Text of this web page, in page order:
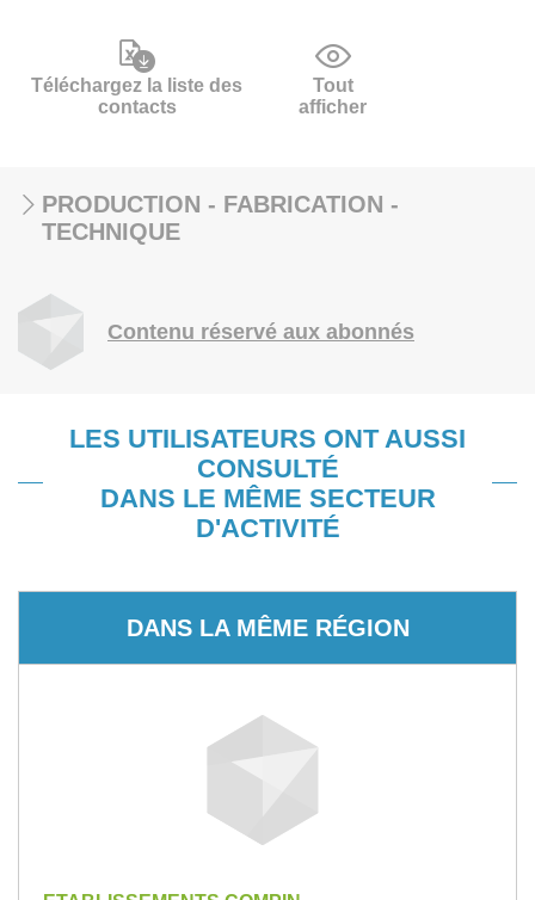
Téléchargez la liste des
contacts
Tout
afficher
PRODUCTION - FABRICATION -
TECHNIQUE
Contenu réservé aux abonnés
LES UTILISATEURS ONT AUSSI
CONSULTÉ
DANS LE MÊME SECTEUR
D'ACTIVITÉ
DANS LA MÊME RÉGION